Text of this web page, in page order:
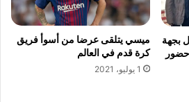
بجهة
ميسي يتلقى عرضا من أسوأ فريق
كرة قدم في العالم
1 يوليو، 2021